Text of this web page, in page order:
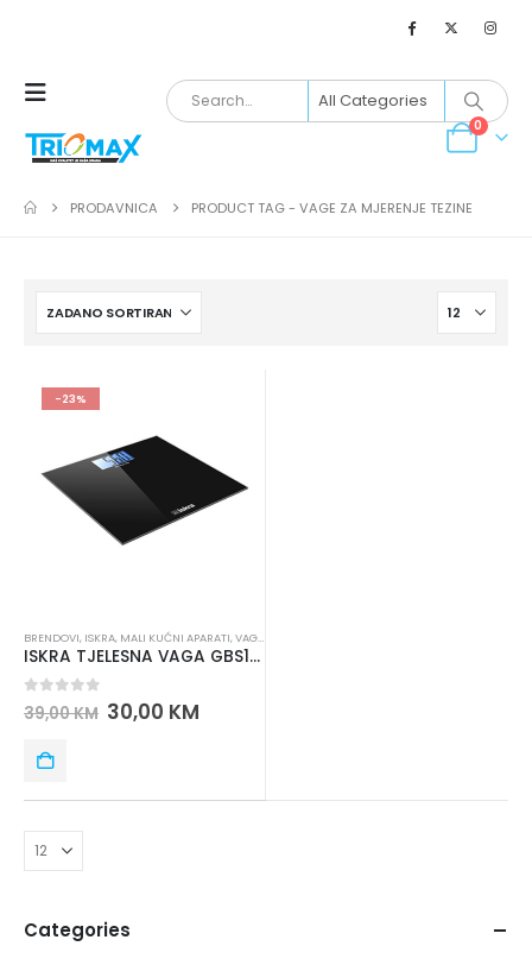
0
PRODAVNICA PRODUCT TAG -VAGE ZA MJERENJE TEZINE
-23%
BRENDOVI, ISKRA, MALI KUĆNI APARATI,VAGE
ISKRA TJELESNA VAGA GBS1501-BL
out of 5
39,00KM 30,00 KM
Categories